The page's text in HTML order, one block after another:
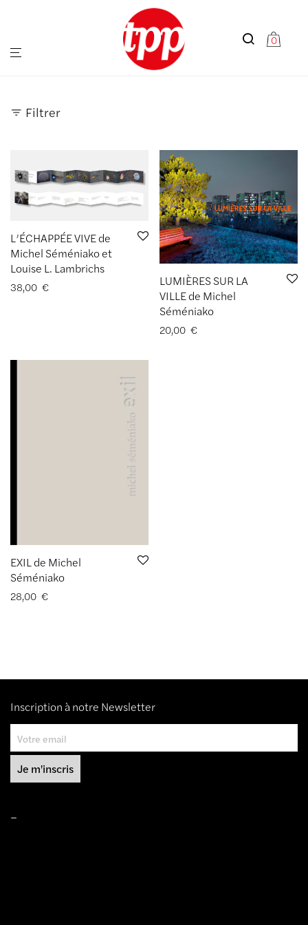
0
Filtrer
L’ÉCHAPPÉE VIVE de
Michel Séméniako et
Louise L. Lambrichs
38,00 €
LUMIÈRES SUR LA
VILLE de Michel
Séméniako
20,00 €
EXIL de Michel
Séméniako
28,00 €
Inscription à notre Newsletter
–